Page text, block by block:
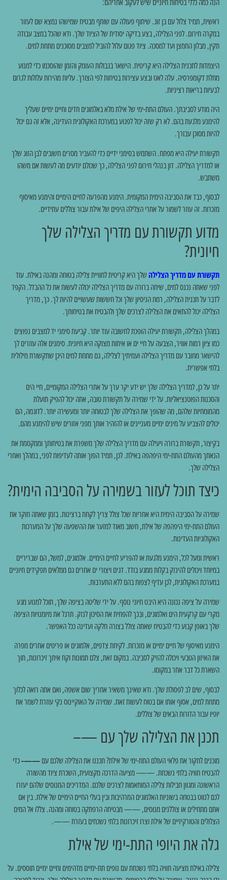
ראשית, תמיד צלול עם בן זוג. שיתוף פעולה עם שותף מבטיח שמישהו נמצא שם לעזור
במקרה חירום. לפני הצלילה, בצע בדיקה יסודית של הציוד שלך. ודא שהכל במצב עבודה
תקין, מבלון החמצן ועד למסכה. ציוד פגום עלול להוביל למצבים מסוכנים מתחת למים.
היצמדות לתכנית הצלילה היא קריטית. הישאר בגבולות העומק והזמן שהוסכמו כדי למנוע
מחלת דקומפרסיה. עלה לאט ובצע עצירות בטיחות לפי הצורך. עליות מהירות עלולות לגרום
לבעיות בריאות רציניות.
היה מודע לסביבתך. העולם התת-ימי של אילת מלא באלמוגים חדים וחיים ימיים שעליך
להימנע מלגעת בהם. לא רק שזה יכול לפגוע במערכת האקולוגית העדינה, אלא זה גם יכול
להיות מסוכן עבורך.
תקשורת יעילה היא מפתח. השתמש בסימני ידיים כדי להעביר מסרים חשובים לבן הזוג שלך
או למדריך הצלילה. דון בנהלי חירום לפני הצלילה, כך שכולם יודעים מה לעשות אם משהו
משתבש.
לבסוף, כבד את הסביבה הימית המקומית. הימנע מהפרעה לחיים הימיים והימנע מאיסוף
מזכרות. זה עוזר לשמור על אתרי הצלילה היפים של אילת עבור צוללים עתידיים.
מדוע תקשורת עם מדריך הצלילה שלך
חיונית?
תקשורת עם מדריך הצלילהשלך היא קריטית לחוויית צלילה בטוחה ומהנה באילת. עוד
לפני שאתה נכנס למים, שיחה ברורה עם מדריך הצלילה יכולה לעשות את כל ההבדל. הקפד
לדבר על תכנית הצלילה, רמת הניסיון שלך וכל חששות שעשויים להיות לך. כך, מדריך
הצלילה יכול להתאים את הצלילה לצרכים שלך ולהבטיח את בטיחותך.
במהלך הצלילה, תקשורת יעילה הופכת לחשובה עוד יותר. קביעת סימני יד למצבים נפוצים
כמו ציון רמות אוויר, הצבעה על חיי ים או איתות מצוקה היא חיונית. סימנים אלה עוזרים לך
להישאר מחובר עם מדריך הצלילה ועמיתיך לצלילה, גם מתחת למים היכן שתקשורת מילולית
בלתי אפשרית.
יתר על כן, למדריך הצלילה שלך יש ידע יקר ערך על אתרי הצלילה המקומיים, חיי הים
והסכנות הפוטנציאליות. על ידי שמירה על תקשורת טובה, אתה יכול להפיק תועלת
מהמומחיות שלהם, מה שהופך את הצלילה שלך לבטוחה יותר ומעשירה יותר. לדוגמה, הם
יכולים להצביע על מינים ימיים מעניינים או להזהיר אותך מפני אזורים שיש להימנע מהם.
בקיצור, תקשורת ברורה ויעילה עם מדריך הצלילה שלך משפרת את בטיחותך וממקסמת את
הנאתך מהעולם התת-ימי היפהפה באילת. לכן, תמיד הפוך אותה לעדיפות לפני, במהלך ואחרי
הצלילה שלך.
כיצד תוכל לעזור בשמירה על הסביבה הימית?
שמירה על הסביבה הימית היא אחריות שכל צולל צריך לקחת ברצינות. בזמן שאתה חוקר את
העולם התת-ימי היפהפה של אילת, חשוב מאוד למזער את ההשפעה שלך על המערכות
האקולוגיות העדינות.
ראשית ומעל לכל, הימנע מלגעת או להפריע לחיים הימיים. אלמוגים, למשל, הם שבריריים
במיוחד ויכולים להינזק בקלות ממגע בודד. דגים ויצורי ים אחרים גם ממלאים תפקידים חיוניים
במערכת האקולוגית, לכן עדיף לצפות בהם ללא התערבות.
שמירה על ציפה נכונה היא היבט חיוני נוסף. על ידי שליטה בציפה שלך, תוכל למנוע מגע
מקרי עם קרקעית הים ואלמוגים, ובכך להפחית את הסיכון לנזק. תרגל את מיומנויות הציפה
שלך באופן קבוע כדי להבטיח שאתה צולל בצורה חלקה ועדינה ככל האפשר.
הימנע מאיסוף של חיים ימיים או מזכרות. לקיחת צדפים, אלמוגים או פריטים אחרים מפרה
את האיזון הטבעי ויכולה להזיק לסביבה. במקום זאת, צלם תמונות וקח איתך זיכרונות, תוך
השארת כל דבר אחר במקומו.
לבסוף, שים לב לפסולת שלך. ודא שאינך משאיר אחריך שום אשפה, ואם אתה רואה לכלוך
מתחת למים, אסוף אותו אם בטוח לעשות זאת. שמירה על האוקיינוס נקי עוזרת לשמר את
יופיו עבור הדורות הבאים של צוללים.
תכנן את הצלילה שלך עם —–
מוכנים לחקור את פלאי העולם התת-ימי של אילת? תכננו את הצלילה שלכם עם——-כדי
להבטיח חוויה בלתי נשכחת. ——- מציעה הדרכה מקצועית, השכרת ציוד מהשורה
הראשונה ומגוון חבילות צלילה המותאמות לצרכים שלכם. המדריכים המנוסים שלהם יעזרו
לכם לנווט בבטחה בשוניות האלמוגים המרהיבות ובין בעלי החיים הימיים של אילת. בין אם
אתם מתחילים או צוללנים מנוסים, —— מבטיחה הרפתקה בטוחה ומהנה. צללו אל המים
הצלולים והטורקיזיים של אילת וצרו זיכרונות בלתי נשכחים בעזרת ——.
גלה את היופי התת-ימי של אילת
צלילה באילת מציעה חוויה בלתי נשכחת עם נופים תת-ימיים מדהימים וחיים ימיים תוססים. על